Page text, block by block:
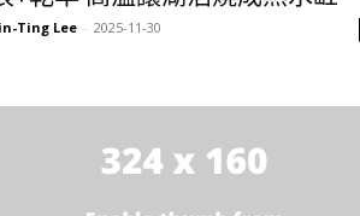
Ting Lee - 2025-11-30